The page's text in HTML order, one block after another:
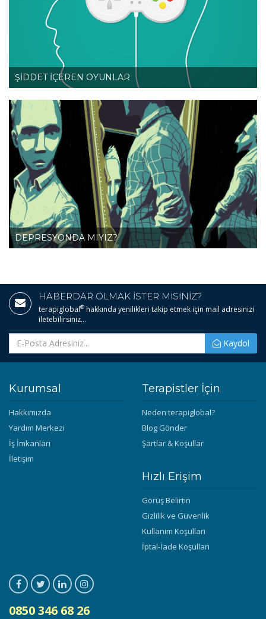
ŞİDDET İÇEREN OYUNLAR
DEPRESYONDA MIYIZ?
HABERDAR OLMAK İSTER MİSİNİZ?
terapiglobal® hakkında yenilikleri takip etmek için mail adresinizi
iletebilirsiniz...
Kaydol
Kurumsal
Hakkımızda
Yardım Merkezi
İş İmkanları
İletişim
Terapistler İçin
Neden terapiglobal?
Blog Gönder
Şartlar & Koşullar
Hızlı Erişim
Görüş Belirtin
Gizlilik ve Güvenlik
Kullanım Koşulları
İptal-İade Koşulları
0850 346 68 26